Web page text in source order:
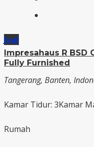
Jual
Impresahaus R BSD
Fully Furnished
Tangerang, Banten,
Kamar Tidur: 3Kamar
Rumah